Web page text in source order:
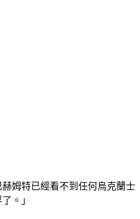
姆特已經看不到任何烏克蘭士
。」